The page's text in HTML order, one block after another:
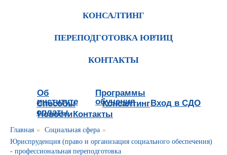
КОНСАЛТИНГ
ПЕРЕПОДГОТОВКА ЮРЛИЦ
КОНТАКТЫ
Об
институте
Программы
обучения
Способы
оплаты
Консалтинг
Новости
Вход в СДО
Контакты
Главная » Социальная сфера »
Юриспруденция (право и организация социального обеспечения)
- профессиональная переподготовка